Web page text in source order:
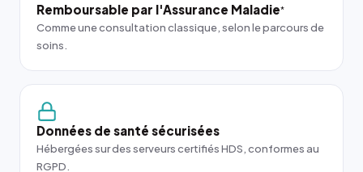
Remboursable par l'Assurance Maladie*
Comme une consultation classique, selon le parcours de
soins.
Données de santé sécurisées
Hébergées sur des serveurs certifiés HDS, conformes au
RGPD.